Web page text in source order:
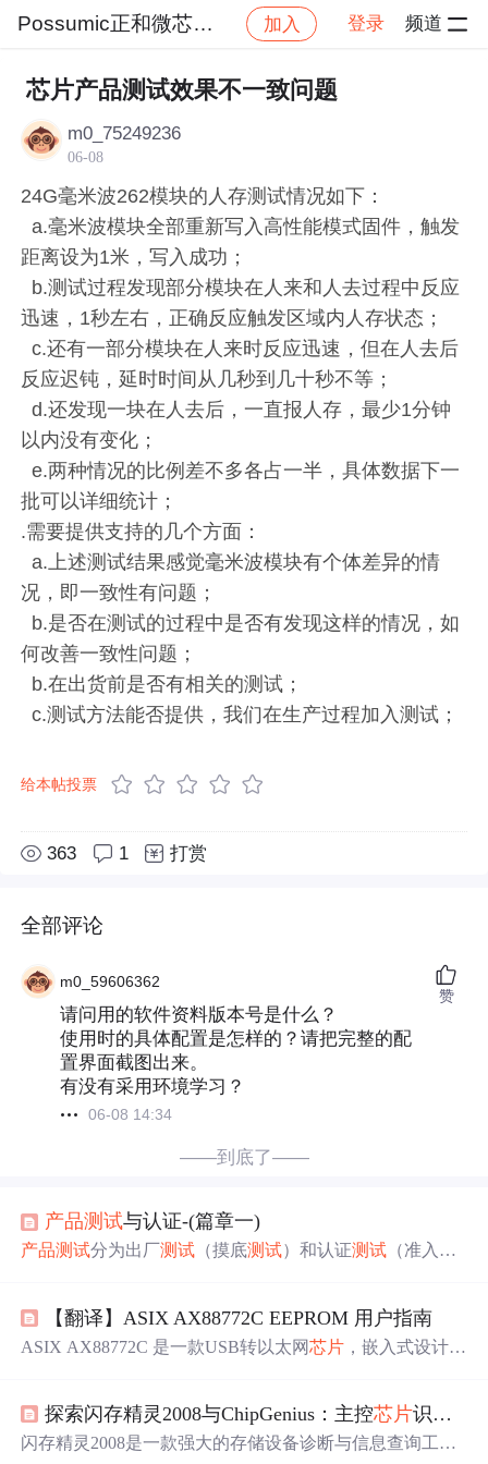
Possumic正和微芯官方社区 加入 登录 频道
社区 Possumic正和微芯官方社区
芯片产品测试效果不一致问题
m0_75249236
06-08
24G毫米波262模块的人存测试情况如下：
a.毫米波模块全部重新写入高性能模式固件，触发
距离设为1米，写入成功；
b.测试过程发现部分模块在人来和人去过程中反应
迅速，1秒左右，正确反应触发区域内人存状态；
c.还有一部分模块在人来时反应迅速，但在人去后
反应迟钝，延时时间从几秒到几十秒不等；
d.还发现一块在人去后，一直报人存，最少1分钟
以内没有变化；
e.两种情况的比例差不多各占一半，具体数据下一
批可以详细统计；
.需要提供支持的几个方面：
a.上述测试结果感觉毫米波模块有个体差异的情
况，即一致性有问题；
b.是否在测试的过程中是否有发现这样的情况，如
何改善一致性问题；
b.在出货前是否有相关的测试；
c.测试方法能否提供，我们在生产过程加入测试；
给本帖投票
363 1 打赏
全部评论
m0_59606362
请问用的软件资料版本号是什么？
使用时的具体配置是怎样的？请把完整的配
置界面截图出来。
有没有采用环境学习？
06-08 14:34
赞
——到底了——
产品测试与认证-(篇章一)
产品测试分为出厂测试 （摸底测试）和认证测试 （准入认
试
、高低温测试、EMC测试等。以工业串口屏为例，需重
点测试显示功能、触控响应、通信稳定性及环境耐受性。
满足核心功能、长期稳定性和使用安全性的要求。
【翻译】ASIX AX88772C EEPROM 用户指南
ASIX AX88772C 是一款USB转以太网芯片 ，嵌入式设计中
C Windows Production Test Tool.做基本的网络功能测试。 2.
AX88772C EEPROM Memory Map 2-1 AX88772C EEPRO
探索闪存精灵2008与ChipGenius：主控芯片识别工具
闪存精灵2008是一款强大的存储设备诊断与信息查询工